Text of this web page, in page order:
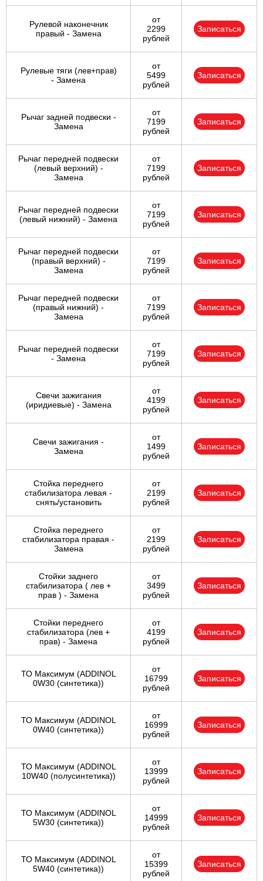
Рулевой наконечник
правый - Замена
от
2299
рублей
Записаться
Рулевые тяги (лев+прав)
- Замена
от
5499
рублей
Записаться
Рычаг задней подвески -
Замена
от
7199
рублей
Записаться
Рычаг передней подвески
(левый верхний) -
Замена
от
7199
рублей
Записаться
Рычаг передней подвески
(левый нижний) - Замена
от
7199
рублей
Записаться
Рычаг передней подвески
(правый верхний) -
Замена
от
7199
рублей
Записаться
Рычаг передней подвески
(правый нижний) -
Замена
от
7199
рублей
Записаться
Рычаг передней подвески
- Замена
от
7199
рублей
Записаться
Свечи зажигания
(иридиевые) - Замена
от
4199
рублей
Записаться
Свечи зажигания -
Замена
от
1499
рублей
Записаться
Стойка переднего
стабилизатора левая -
снять/установить
от
2199
рублей
Записаться
Стойка переднего
стабилизатора правая -
Замена
от
2199
рублей
Записаться
Стойки заднего
стабилизатора ( лев +
прав ) - Замена
от
3499
рублей
Записаться
Стойки переднего
стабилизатора (лев +
прав) - Замена
от
4199
рублей
Записаться
ТО Максимум (ADDINOL
0W30 (синтетика))
от
16799
рублей
Записаться
ТО Максимум (ADDINOL
0W40 (синтетика))
от
16999
рублей
Записаться
ТО Максимум (ADDINOL
10W40 (полусинтетика))
от
13999
рублей
Записаться
ТО Максимум (ADDINOL
5W30 (синтетика))
от
14999
рублей
Записаться
ТО Максимум (ADDINOL
5W40 (синтетика))
от
15399
рублей
Записаться